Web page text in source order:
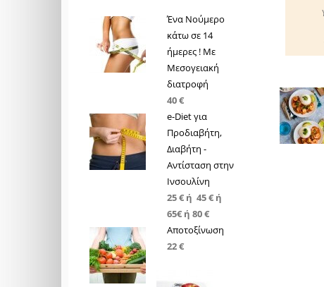
Ένα Νούμερο
κάτω σε 14
ήμερες ! Με
Μεσογειακή
διατροφή
40 €
e-Diet για
Προδιαβήτη,
Διαβήτη -
Αντίσταση στην
Ινσουλίνη
25 € ή 45 € ή
65€ ή 80 €
Αποτοξίνωση
22 €